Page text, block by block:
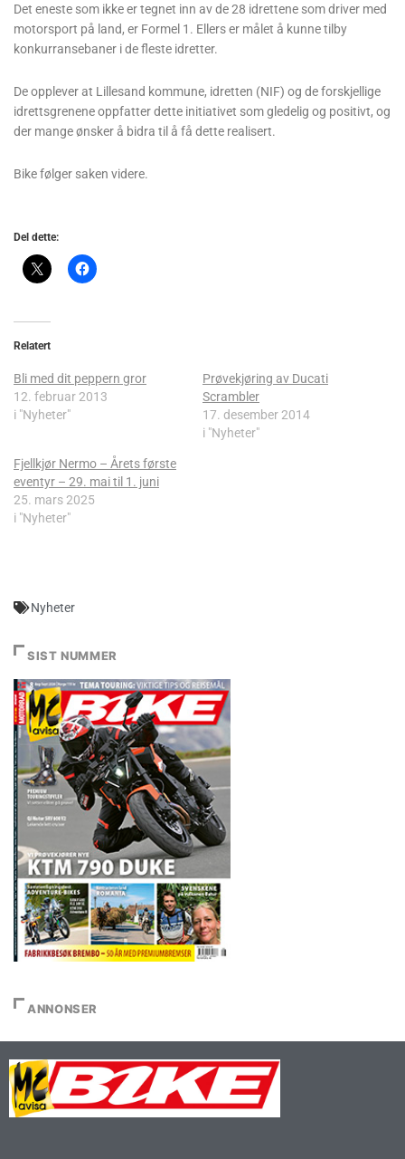
Det eneste som ikke er tegnet inn av de 28 idrettene som driver med
motorsport på land, er Formel 1. Ellers er målet å kunne tilby
konkurransebaner i de fleste idretter.
De opplever at Lillesand kommune, idretten (NIF) og de forskjellige
idrettsgrenene oppfatter dette initiativet som gledelig og positivt, og
der mange ønsker å bidra til å få dette realisert.
Bike følger saken videre.
Del dette:
Relatert
Bli med dit peppern gror
12. februar 2013
i "Nyheter"
Prøvekjøring av Ducati
Scrambler
17. desember 2014
i "Nyheter"
Fjellkjør Nermo – Årets første
eventyr – 29. mai til 1. juni
25. mars 2025
i "Nyheter"
Nyheter
SIST NUMMER
ANNONSER